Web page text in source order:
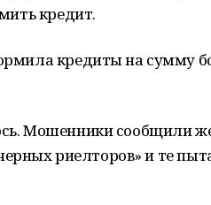
кредит.
кредиты на сумму
Мошенники сообщили
риелторов» и те